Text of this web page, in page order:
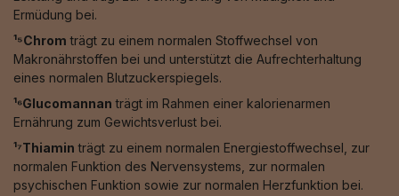
Ermüdung bei.
¹⁵Chrom trägt zu einem normalen Stoffwechsel von
Makronährstoffen bei und unterstützt die Aufrechterhaltung
eines normalen Blutzuckerspiegels.
¹⁶Glucomannan trägt im Rahmen einer kalorienarmen
Ernährung zum Gewichtsverlust bei.
¹⁷Thiamin trägt zu einem normalen Energiestoffwechsel, zur
normalen Funktion des Nervensystems, zur normalen
psychischen Funktion sowie zur normalen Herzfunktion bei.